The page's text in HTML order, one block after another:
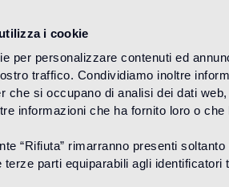
i cookie
per personalizzare contenuti ed
traffico. Condividiamo inoltre
che si occupano di analisi dei dati
informazioni che ha fornito loro o
“Rifiuta” rimarranno presenti
terze parti equiparabili agli identificatori
HOME PRODUCTOS